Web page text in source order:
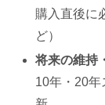
購入直後に
ど）
将来の維持
10年・20年